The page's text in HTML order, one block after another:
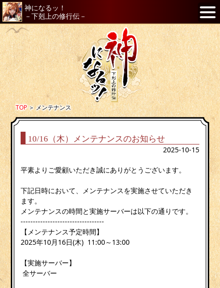
神になるッ！
－下剋上の修行伝－
TOP＞メンテナンス
10/16（木）メンテナンスのお知らせ
2025-10-15
平素よりご愛顧いただき誠にありがとうございます。
下記日時において、メンテナンスを実施させていただき
ます。
メンテナンスの時間と実施サーバーは以下の通りです。
----------------------------------
【メンテナンス予定時間】
2025年10月16日(木) 11:00～13:00
【実施サーバー】
全サーバー